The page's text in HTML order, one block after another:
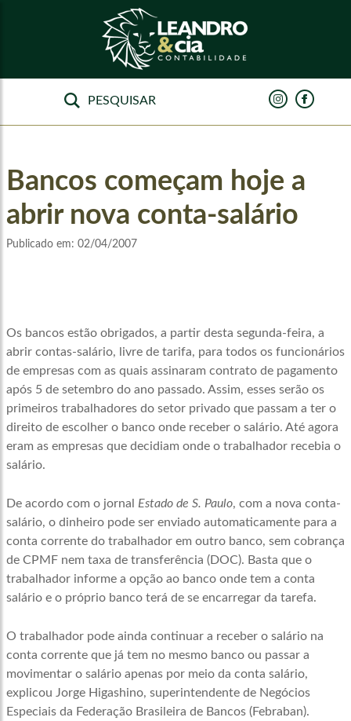
Bancos começam hoje a
abrir nova conta-salário
Publicado em: 02/04/2007
Os bancos estão obrigados, a partir desta segunda-feira, a
abrir contas-salário, livre de tarifa, para todos os funcionários
de empresas com as quais assinaram contrato de pagamento
após 5 de setembro do ano passado. Assim, esses serão os
primeiros trabalhadores do setor privado que passam a ter o
direito de escolher o banco onde receber o salário. Até agora
eram as empresas que decidiam onde o trabalhador recebia o
salário.
De acordo com o jornal Estado de S. Paulo, com a nova conta-
salário, o dinheiro pode ser enviado automaticamente para a
conta corrente do trabalhador em outro banco, sem cobrança
de CPMF nem taxa de transferência (DOC). Basta que o
trabalhador informe a opção ao banco onde tem a conta
salário e o próprio banco terá de se encarregar da tarefa.
O trabalhador pode ainda continuar a receber o salário na
conta corrente que já tem no mesmo banco ou passar a
movimentar o salário apenas por meio da conta salário,
explicou Jorge Higashino, superintendente de Negócios
Especiais da Federação Brasileira de Bancos (Febraban).